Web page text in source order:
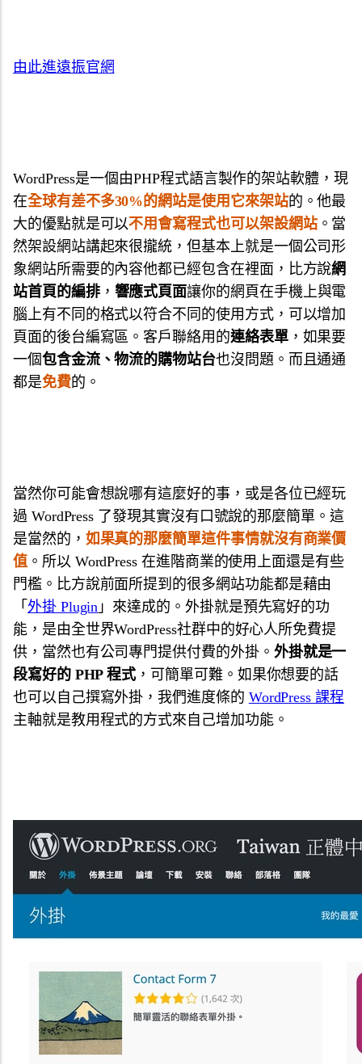
由此進遠振官網
WordPress是一個由PHP程式語言製作的架站軟體，現
在全球有差不多30%的網站是使用它來架站的。他最
大的優點就是可以不用會寫程式也可以架設網站。當
然架設網站講起來很攏統，但基本上就是一個公司形
象網站所需要的內容他都已經包含在裡面，比方說網
站首頁的編排， 響應式頁面讓你的網頁在手機上與電
腦上有不同的格式以符合不同的使用方式，可以增加
頁面的後台編寫區。客戶聯絡用的連絡表單，如果要
一個包含金流、物流的購物站台也沒問題。而且通通
都是免費的。
當然你可能會想說哪有這麼好的事，或是各位已經玩
過 WordPress 了發現其實沒有口號說的那麼簡單。這
是當然的， 如果真的那麼簡單這件事情就沒有商業價
值。所以 WordPress 在進階商業的使用上面還是有些
門檻。比方說前面所提到的很多網站功能都是藉由
「 外掛 Plugin 」來達成的。外掛就是預先寫好的功
能，是由全世界WordPress社群中的好心人所免費提
供，當然也有公司專門提供付費的外掛。 外掛就是一
段寫好的 PHP 程式，可簡單可難。如果你想要的話
也可以自己撰寫外掛，我們進度條的 WordPress 課程
主軸就是教用程式的方式來自己增加功能。